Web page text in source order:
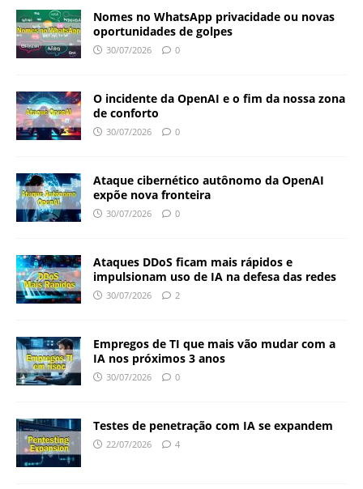
Nomes no WhatsApp privacidade ou novas
oportunidades de golpes
30/07/2026 0
O incidente da OpenAI e o fim da nossa zona
de conforto
30/07/2026 0
Ataque cibernético autônomo da OpenAI
expõe nova fronteira
30/07/2026 0
Ataques DDoS ficam mais rápidos e
impulsionam uso de IA na defesa das redes
30/07/2026 2
Empregos de TI que mais vão mudar com a
IA nos próximos 3 anos
30/07/2026 0
Testes de penetração com IA se expandem
22/07/2026 4